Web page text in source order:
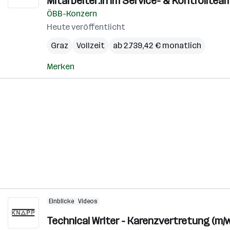
ÖBB-Konzern
Heute veröffentlicht
Graz
Vollzeit ab 2.739,42 € monatlich
Merken
Einblicke Videos
Technical Writer - Karenzvertretung (m/